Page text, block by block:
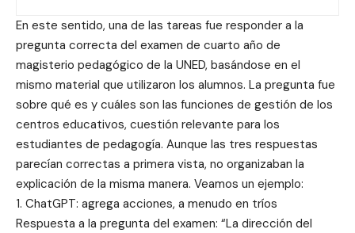
En este sentido, una de las tareas fue responder a la
pregunta correcta del examen de cuarto año de
magisterio pedagógico de la UNED, basándose en el
mismo material que utilizaron los alumnos. La pregunta fue
sobre qué es y cuáles son las funciones de gestión de los
centros educativos, cuestión relevante para los
estudiantes de pedagogía. Aunque las tres respuestas
parecían correctas a primera vista, no organizaban la
explicación de la misma manera. Veamos un ejemplo:
1. ChatGPT: agrega acciones, a menudo en tríos
Respuesta a la pregunta del examen: “La dirección del